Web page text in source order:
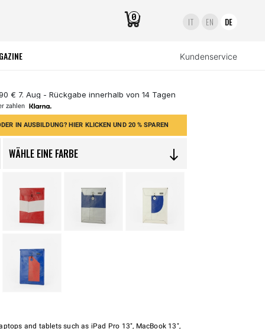
0 IT EN DE
Kundenservice
IN AUSBILDUNG? HIER KLICKEN UND 20 % SPAREN
€ 7. Aug - Rückgabe innerhalb von 14 Tagen
zahlen
WÄHLE EINE FARBE south
and tablets such as iPad Pro 13", MacBook 13",